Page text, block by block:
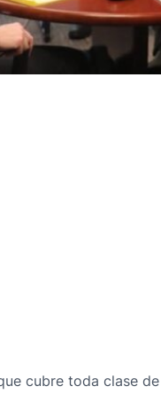
cubre toda clase de